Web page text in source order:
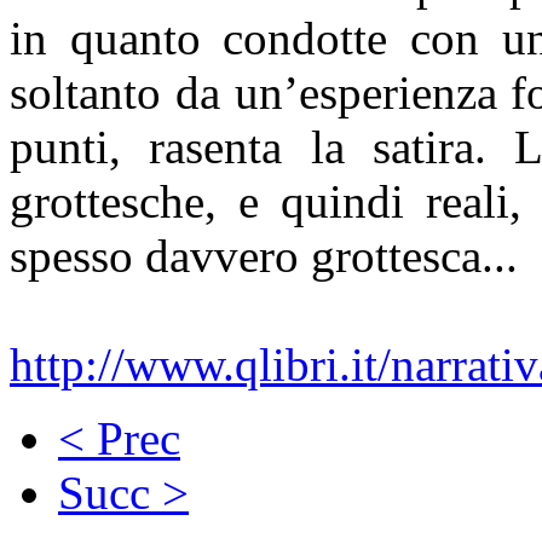
in quanto condotte con
soltanto da un’esperienza
punti, rasenta la satira.
grottesche, e quindi
spesso davvero grottesca...
http://www.qlibri.it/
< Prec
Succ >